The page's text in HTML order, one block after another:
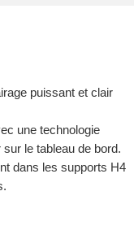
puissant et clair
une technologie
le tableau de bord.
dans les supports H4